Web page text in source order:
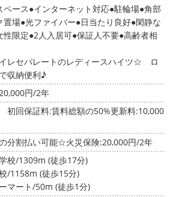
ペース インターネット対応 駐輪場 角部
置場 光ファイバー 日当たり良好 閑静な
性限定 2人入居可 保証人不要 高齢者相
レセパレートのレディースハイツ☆ ロ
収納便利♪
円/2年
回保証料:賃料総額の50%更新料:10,000
分割払い可能☆火災保険:20,000円/2年
校/1309m (徒歩17分)
/1158m (徒歩15分)
マート/50m (徒歩1分)